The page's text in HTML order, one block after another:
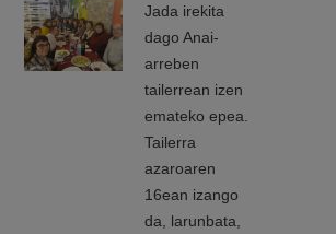
Jada irekita
dago Anai-
arreben
tailerrean izen
emateko epea.
Tailerra
azaroaren
16ean izango
da, larunbata,